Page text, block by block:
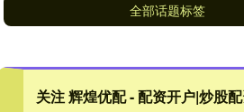
全部话题标签
关注 辉煌优配 - 配资开户|炒股